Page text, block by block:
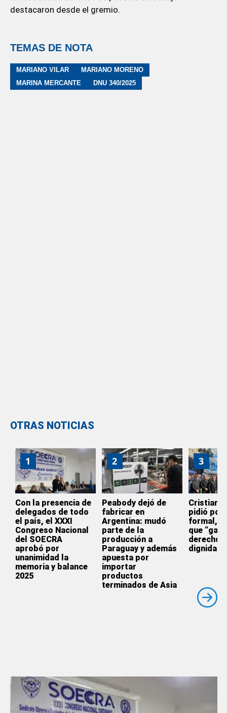
destacaron desde el gremio.
TEMAS DE NOTA
MARIANO VILAR
MARIANO MORENO
MARINA MERCANTE
DNU 340/2025
OTRAS NOTICIAS
1
Con la presencia de
delegados de todo
el país, el XXXI
Congreso Nacional
del SOECRA
aprobó por
unanimidad la
memoria y balance
2025
2
Peabody dejó de
fabricar en
Argentina: mudó
parte de la
producción a
Paraguay y además
apuesta por
importar
productos
terminados de Asia
3
Cristian
pidió por
formal,
que
derechos
dignidad”